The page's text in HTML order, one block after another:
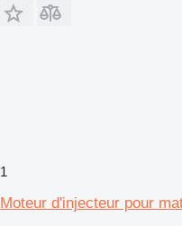
1
Moteur d'injecteur pour